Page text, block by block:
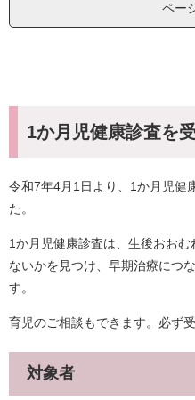
ペー
1か月児健康診査を
令和7年4月1日より、1か月児健
た。
1か月児健康診査は、生後おお
ないかを見つけ、早期治療につ
す。
育児のご相談もできます。必ず
対象者